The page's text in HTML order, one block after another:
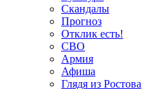
Скандалы
Прогноз
Отклик есть!
СВО
Армия
Афиша
Глядя из Ростова